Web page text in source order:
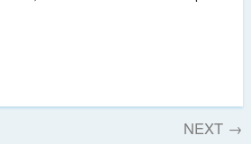
NEXT →